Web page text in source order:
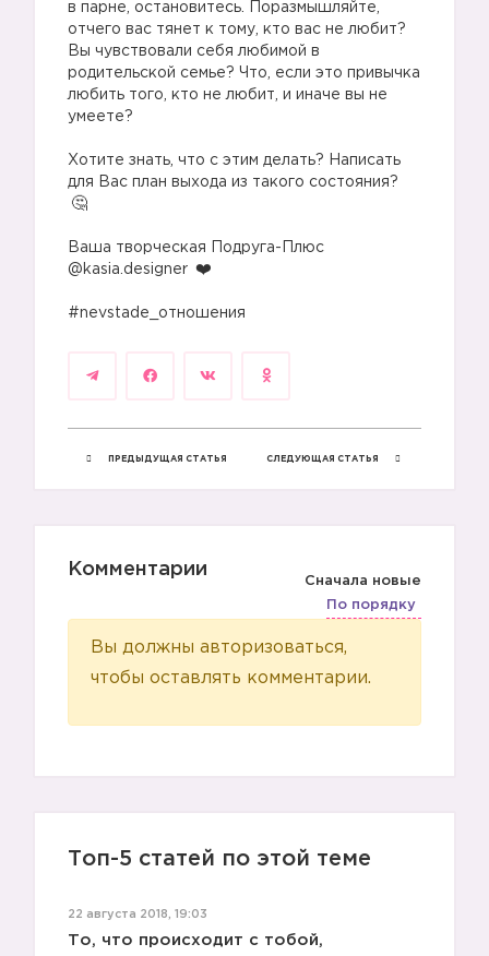
в парне, остановитесь. Поразмышляйте,
отчего вас тянет к тому, кто вас не любит?
Вы чувствовали себя любимой в
родительской семье? Что, если это привычка
любить того, кто не любит, и иначе вы не
умеете?
Хотите знать, что с этим делать? Написать
для Вас план выхода из такого состояния?
Ваша творческая Подруга-Плюс
@kasia.designer
#nevstade_отношения
ПРЕДЫДУЩАЯ СТАТЬЯ СЛЕДУЮЩАЯ СТАТЬЯ
Комментарии
Сначала новые
По порядку
Вы должны авторизоваться,
чтобы оставлять комментарии.
Топ-5 статей по этой теме
22 августа 2018, 19:03
То, что происходит с тобой,